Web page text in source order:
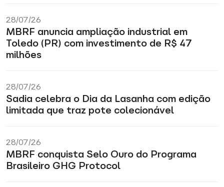
28/07/26
MBRF anuncia ampliação industrial em
Toledo (PR) com investimento de R$ 47
milhões
28/07/26
Sadia celebra o Dia da Lasanha com edição
limitada que traz pote colecionável
28/07/26
MBRF conquista Selo Ouro do Programa
Brasileiro GHG Protocol